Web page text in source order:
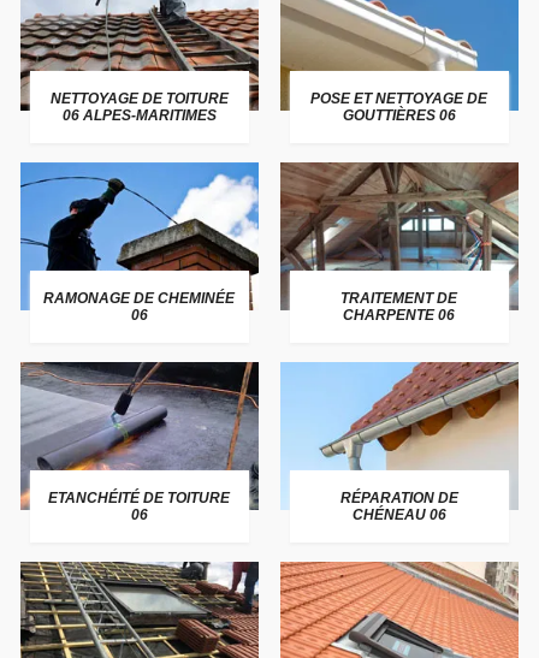
NETTOYAGE DE TOITURE
06 ALPES-MARITIMES
POSE ET NETTOYAGE DE
GOUTTIÈRES 06
RAMONAGE DE CHEMINÉE
06
TRAITEMENT DE
CHARPENTE 06
ETANCHÉITÉ DE TOITURE
06
RÉPARATION DE
CHÉNEAU 06